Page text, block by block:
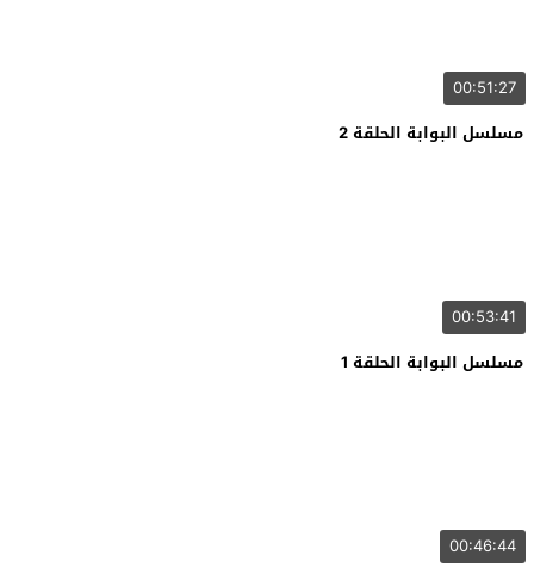
00:51:27
مسلسل البوابة الحلقة 2
00:53:41
مسلسل البوابة الحلقة 1
00:46:44